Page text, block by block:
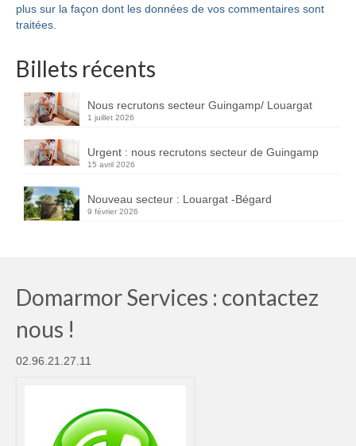
plus sur la façon dont les données de vos commentaires sont
traitées
Billets récents
Nous recrutons secteur Guingamp/ Louargat
1 juillet 2026
Urgent : nous recrutons secteur de Guingamp
15 avril 2026
Nouveau secteur : Louargat -Bégard
9 février 2026
Domarmor Services : contactez
nous !
02.96.21.27.11